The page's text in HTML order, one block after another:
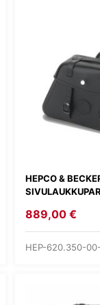
HEPCO &
889,00 €
HEP-620.350-